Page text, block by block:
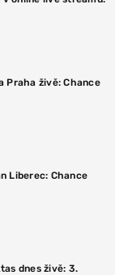
Praha živě: Chance
Liberec: Chance
dnes živě: 3.